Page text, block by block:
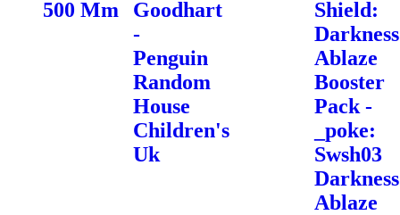
500 Mm
Goodhart
-
Penguin
Random
House
Children's
Uk
Shield:
Darkness
Ablaze
Booster
Pack -
_poke:
Swsh03
Darkness
Ablaze